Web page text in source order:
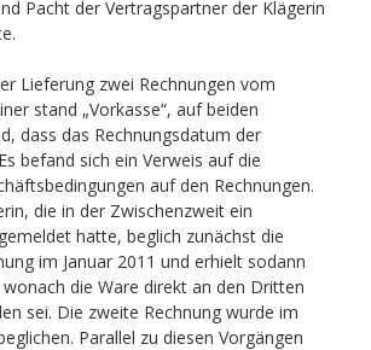
Pacht der Vertragspartner der Klägerin
Lieferung zwei Rechnungen vom
stand „Vorkasse“, auf beiden
dass das Rechnungsdatum der
befand sich ein Verweis auf die
auf den Rechnungen.
die in der Zwischenzweit ein
hatte, beglich zunächst die
im Januar 2011 und erhielt sodann
die Ware direkt an den Dritten
sei. Die zweite Rechnung wurde im
Parallel zu diesen Vorgängen